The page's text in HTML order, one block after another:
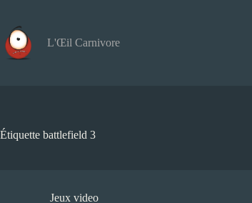
contenu
L'Œil Carnivore
Étiquette battlefield 3
Jeux video